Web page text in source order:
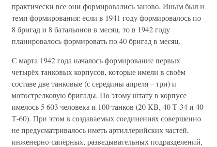
практически все они формировались заново. Иным был и
темп формирования: если в 1941 году формировалось по
8 бригад и 8 батальонов в месяц, то в 1942 году
планировалось формировать по 40 бригад в месяц.
С марта 1942 года началось формирование первых
четырёх танковых корпусов, которые имели в своём
составе две танковые (с середины апреля – три) и
мотострелковую бригады. По этому штату в корпусе
имелось 5 603 человека и 100 танков (20 KB, 40 Т-34 и 40
Т-60). При этом в создаваемых соединениях совершенно
не предусматривалось иметь артиллерийских частей,
инженерно-сапёрных, разведывательных подразделений,